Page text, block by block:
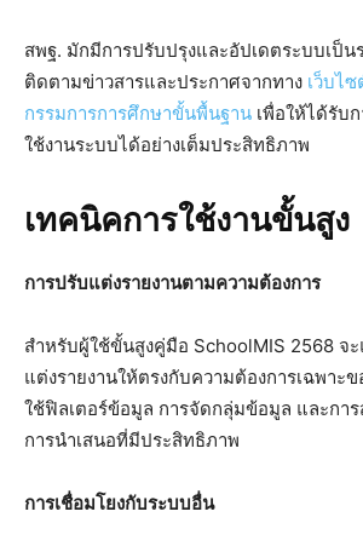
สพฐ. มักมีการปรับปรุงและอัปเดตระบบเป็น
ติดตามข่าวสารและประกาศจากทาง เว็บไ
กรรมการการศึกษาขั้นพื้นฐาน เพื่อให้ได้รับ
ใช้งานระบบได้อย่างเต็มประสิทธิภาพ
เทคนิคการใช้งานขั้นสูง
การปรับแต่งรายงานตามความต้องการ
สำหรับผู้ใช้ขั้นสูงคู่มือ SchoolMIS 2568 จ
แต่งรายงานให้ตรงกับความต้องการเฉพาะ
ใช้ฟิลเตอร์ข้อมูล การจัดกลุ่มข้อมูล และการ
การนำเสนอที่มีประสิทธิภาพ
การเชื่อมโยงกับระบบอื่น